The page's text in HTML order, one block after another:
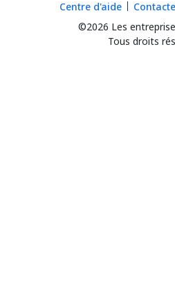
©2026 Les
Tous droits
Centre d'aide